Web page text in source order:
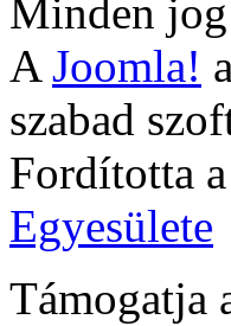
Minden
A Joomla! a
szabad
Fordította a
Egyesülete
Támogatja